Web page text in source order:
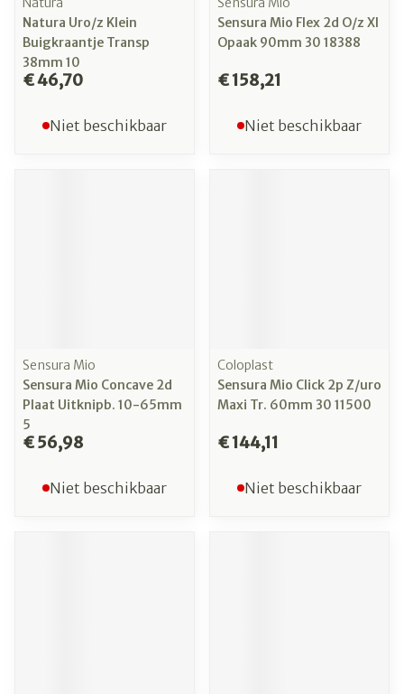
Natura Uro/z Klein
Buigkraantje Transp
38mm 10
€ 46,70
Niet beschikbaar
Sensura Mio Flex 2d O/z Xl
Opaak 90mm 30 18388
€ 158,21
Niet beschikbaar
Sensura Mio
Sensura Mio Concave 2d
Plaat Uitknipb. 10-65mm
5
€ 56,98
Niet beschikbaar
Coloplast
Sensura Mio Click 2p Z/uro
Maxi Tr. 60mm 30 11500
€ 144,11
Niet beschikbaar